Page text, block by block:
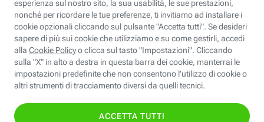
STEP FuturAbility District
Insieme, siamo futuro